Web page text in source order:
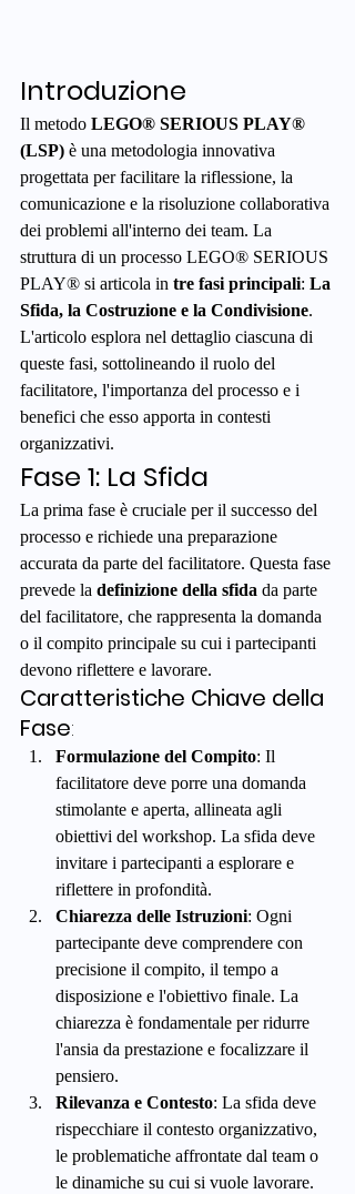
Introduzione
Il metodo LEGO® SERIOUS PLAY®
(LSP) è una metodologia innovativa
progettata per facilitare la riflessione, la
comunicazione e la risoluzione collaborativa
dei problemi all'interno dei team. La
struttura di un processo LEGO® SERIOUS
PLAY® si articola in tre fasi principali: La
Sfida, la Costruzione e la Condivisione.
L'articolo esplora nel dettaglio ciascuna di
queste fasi, sottolineando il ruolo del
facilitatore, l'importanza del processo e i
benefici che esso apporta in contesti
organizzativi.
Fase 1: La Sfida
La prima fase è cruciale per il successo del
processo e richiede una preparazione
accurata da parte del facilitatore. Questa fase
prevede la definizione della sfida da parte
del facilitatore, che rappresenta la domanda
o il compito principale su cui i partecipanti
devono riflettere e lavorare.
Caratteristiche Chiave della
Fase:
Formulazione del Compito: Il
facilitatore deve porre una domanda
stimolante e aperta, allineata agli
obiettivi del workshop. La sfida deve
invitare i partecipanti a esplorare e
riflettere in profondità.
Chiarezza delle Istruzioni: Ogni
partecipante deve comprendere con
precisione il compito, il tempo a
disposizione e l'obiettivo finale. La
chiarezza è fondamentale per ridurre
l'ansia da prestazione e focalizzare il
pensiero.
Rilevanza e Contesto: La sfida deve
rispecchiare il contesto organizzativo,
le problematiche affrontate dal team o
le dinamiche su cui si vuole lavorare.